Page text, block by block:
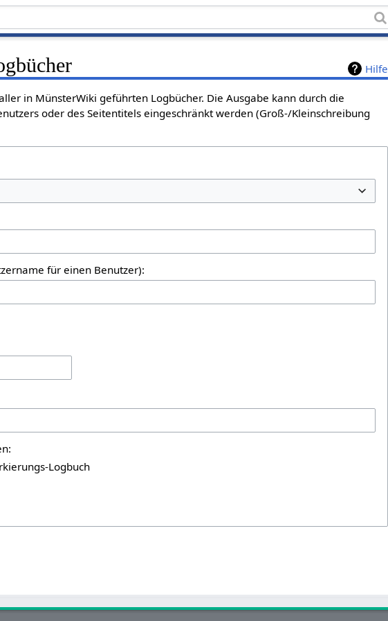
Hilfe
in MünsterWiki geführten Logbücher. Die Ausgabe kann durch die
oder des Seitentitels eingeschränkt werden (Groß-/Kleinschreibung
für einen Benutzer):
Logbuch